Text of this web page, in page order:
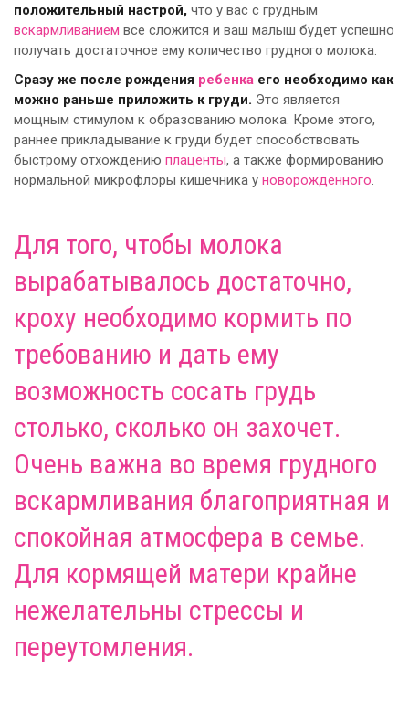
положительный настрой, что у вас с грудным
вскармливанием все сложится и ваш малыш будет успешно
получать достаточное ему количество грудного молока.
Сразу же после рождения ребенка его необходимо как
можно раньше приложить к груди. Это является
мощным стимулом к образованию молока. Кроме этого,
раннее прикладывание к груди будет способствовать
быстрому отхождению плаценты, а также формированию
нормальной микрофлоры кишечника у новорожденного.
Для того, чтобы молока
вырабатывалось достаточно,
кроху необходимо кормить по
требованию и дать ему
возможность сосать грудь
столько, сколько он захочет.
Очень важна во время грудного
вскармливания благоприятная и
спокойная атмосфера в семье.
Для кормящей матери крайне
нежелательны стрессы и
переутомления.